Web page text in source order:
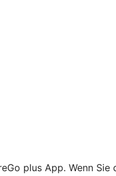
plus App. Wenn